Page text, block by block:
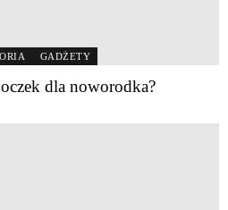
GADŻETY
dla noworodka?